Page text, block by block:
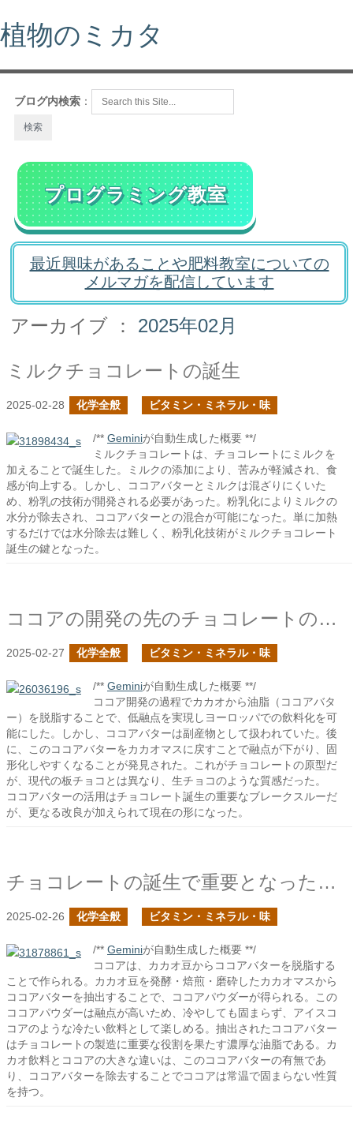
植物のミカタ
ブログ内検索 ：
プログラミング教室
最近興味があることや肥料教室についての
メルマガを配信しています
アーカイブ ： 2025年02月
ミルクチョコレートの誕生
2025-02-28 化学全般 ビタミン・ミネラル・味
/** Geminiが自動生成した概要 **/
ミルクチョコレートは、チョコレートにミルクを
加えることで誕生した。ミルクの添加により、苦みが軽減され、食
感が向上する。しかし、ココアバターとミルクは混ざりにくいた
め、粉乳の技術が開発される必要があった。粉乳化によりミルクの
水分が除去され、ココアバターとの混合が可能になった。単に加熱
するだけでは水分除去は難しく、粉乳化技術がミルクチョコレート
誕生の鍵となった。
ココアの開発の先のチョコレートの誕生
2025-02-27 化学全般 ビタミン・ミネラル・味
/** Geminiが自動生成した概要 **/
ココア開発の過程でカカオから油脂（ココアバタ
ー）を脱脂することで、低融点を実現しヨーロッパでの飲料化を可
能にした。しかし、ココアバターは副産物として扱われていた。後
に、このココアバターをカカオマスに戻すことで融点が下がり、固
形化しやすくなることが発見された。これがチョコレートの原型だ
が、現代の板チョコとは異なり、生チョコのような質感だった。
ココアバターの活用はチョコレート誕生の重要なブレークスルーだ
が、更なる改良が加えられて現在の形になった。
チョコレートの誕生で重要となったココアの開発
2025-02-26 化学全般 ビタミン・ミネラル・味
/** Geminiが自動生成した概要 **/
ココアは、カカオ豆からココアバターを脱脂する
ことで作られる。カカオ豆を発酵・焙煎・磨砕したカカオマスから
ココアバターを抽出することで、ココアパウダーが得られる。この
ココアパウダーは融点が高いため、冷やしても固まらず、アイスコ
コアのような冷たい飲料として楽しめる。抽出されたココアバター
はチョコレートの製造に重要な役割を果たす濃厚な油脂である。カ
カオ飲料とココアの大きな違いは、このココアバターの有無であ
り、ココアバターを除去することでココアは常温で固まらない性質
を持つ。